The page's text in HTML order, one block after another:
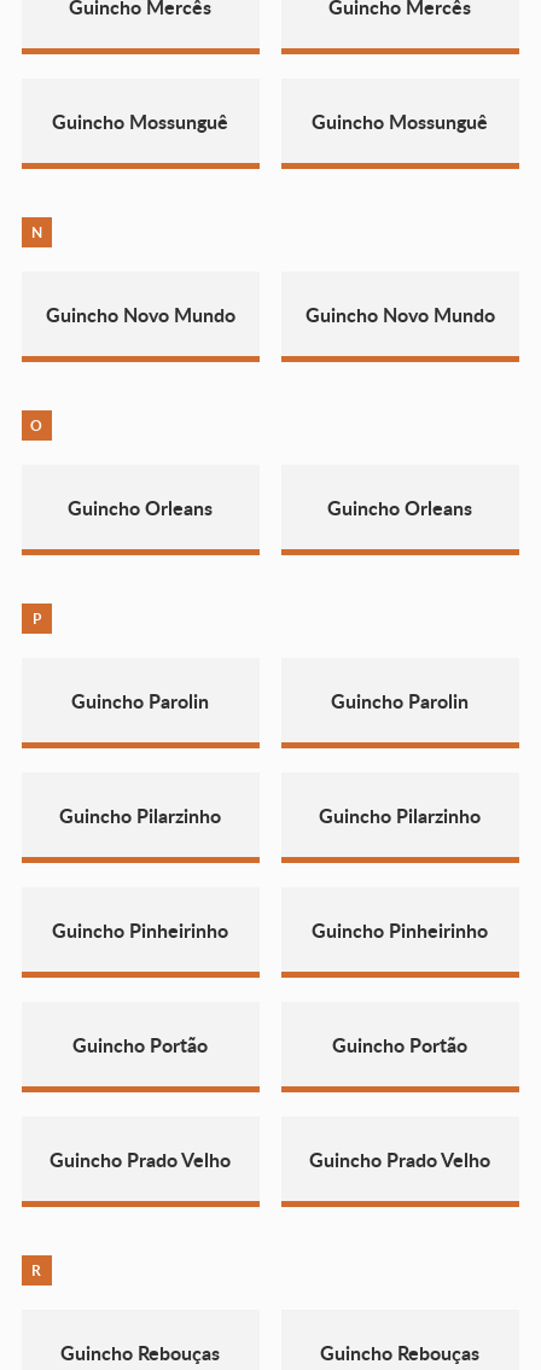
Guincho Mercês Guincho Mercês
Guincho Mossunguê Guincho Mossunguê
N
Guincho Novo Mundo Guincho Novo Mundo
O
Guincho Orleans Guincho Orleans
P
Guincho Parolin Guincho Parolin
Guincho Pilarzinho Guincho Pilarzinho
Guincho Pinheirinho Guincho Pinheirinho
Guincho Portão Guincho Portão
Guincho Prado Velho Guincho Prado Velho
R
Guincho Rebouças Guincho Rebouças